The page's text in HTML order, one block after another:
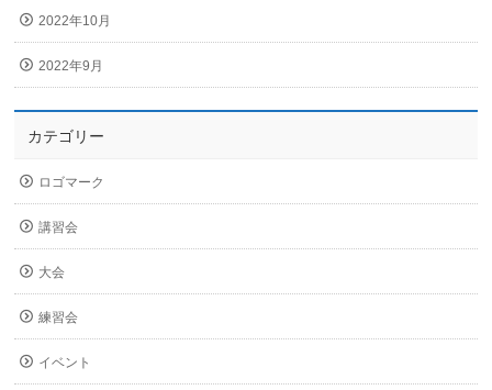
2022年10月
2022年9月
カテゴリー
ロゴマーク
講習会
大会
練習会
イベント